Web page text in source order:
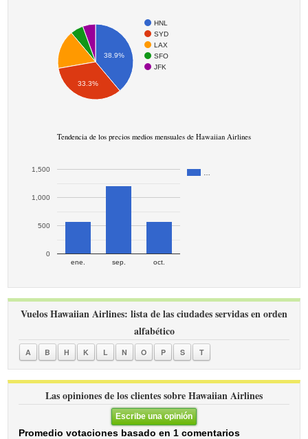
HNL
SYD
LAX
SFO
JFK
38.9%
33.3%
Tendencia de los precios medios mensuales de Hawaiian Airlines
ene. sep. oct.
0
500
1,000
1,500
Vuelos Hawaiian Airlines: lista de las ciudades servidas en orden
alfabético
A B H K L N O P S T
Las opiniones de los clientes sobre Hawaiian Airlines
Escribe una opinión
Promedio votaciones basado en 1 comentarios